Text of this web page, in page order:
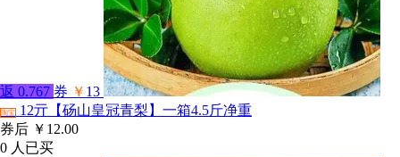
返 0.767 券 ￥ 13
淘宝
12亓【砀山皇冠青梨】一箱4.5斤净重
券后 ￥12.00
0 人已买